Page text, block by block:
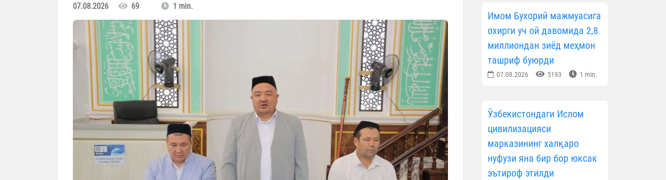
07.08.2026 69 1 min.
Имом Бухорий мажмуасига
охирги уч ой давомида 2,8
миллиондан зиёд меҳмон
ташриф буюрди
07.08.2026 5193 1 min.
Ўзбекистондаги Ислом
цивилизацияси
марказининг халқаро
нуфузи яна бир бор юксак
эътироф этилди